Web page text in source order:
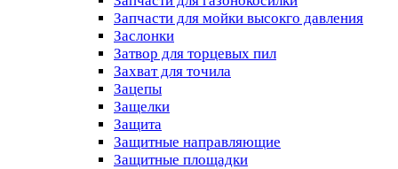
Запчасти для мойки высокго давления
Заслонки
Затвор для торцевых пил
Захват для точила
Зацепы
Защелки
Защита
Защитные направляющие
Защитные площадки